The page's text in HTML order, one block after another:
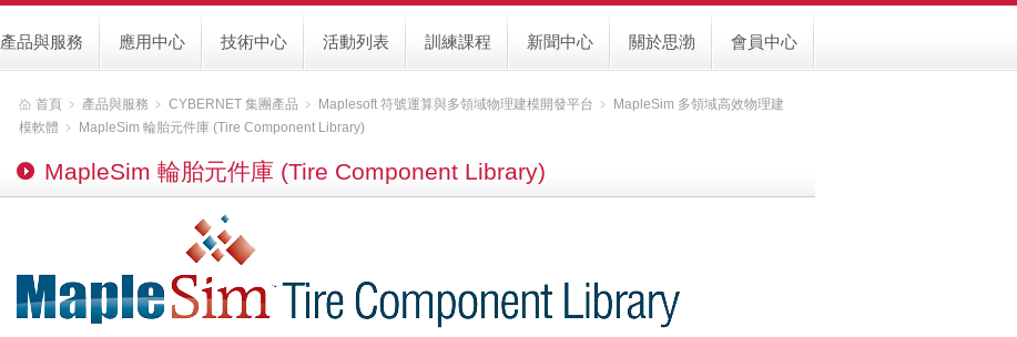
會員中心
關於思渤
新聞中心
訓練課程
活動列表
技術中心
應用中心
產品與服務
首頁 ﹥ 產品與服務 ﹥ CYBERNET 集團產品 ﹥ Maplesoft 符號運算與多領域物理建模開發平台 ﹥
MapleSim 多領域高效物理建
模軟體 ﹥ MapleSim 輪胎元件庫 (Tire Component Library)
MapleSim 輪胎元件庫 (Tire Component Library)